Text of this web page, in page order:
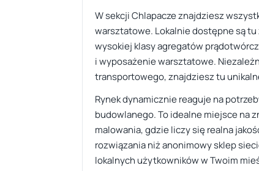
W sekcji Chlapacze znajdziesz
warsztatowe. Lokalnie dostępne są
wysokiej klasy agregatów
i wyposażenie warsztatowe.
transportowego, znajdziesz tu
Rynek dynamicznie reaguje na
budowlanego. To idealne miejsce na
malowania, gdzie liczy się realna
rozwiązania niż anonimowy sklep
lokalnych użytkowników w Twoim